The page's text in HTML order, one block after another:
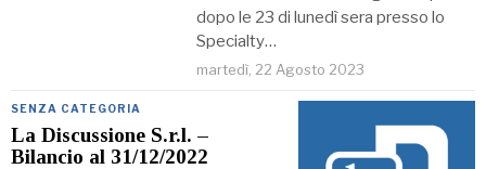
dopo le 23 di lunedì sera presso lo
Specialty…
martedì, 22 Agosto 2023
SENZA CATEGORIA
La Discussione S.r.l. –
Bilancio al 31/12/2022